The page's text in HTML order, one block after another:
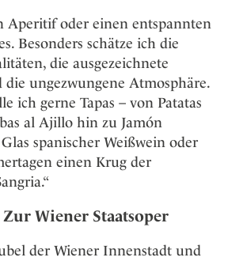
Aperitif oder einen entspannten
Besonders schätze ich die
die ausgezeichnete
die ungezwungene Atmosphäre.
ich gerne Tapas – von Patatas
al Ajillo hin zu Jamón
spanischer Weißwein oder
einen Krug der
Wiener Staatsoper
der Wiener Innenstadt und